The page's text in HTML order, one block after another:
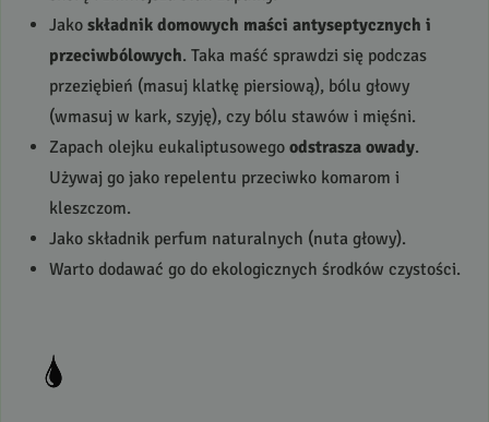
Jako składnik domowych maści antyseptycznych i
przeciwbólowych. Taka maść sprawdzi się podczas
przeziębień (masuj klatkę piersiową), bólu głowy
(wmasuj w kark, szyję), czy bólu stawów i mięśni.
Zapach olejku eukaliptusowego odstrasza owady.
Używaj go jako repelentu przeciwko komarom i
kleszczom.
Jako składnik perfum naturalnych (nuta głowy).
Warto dodawać go do ekologicznych środków czystości.